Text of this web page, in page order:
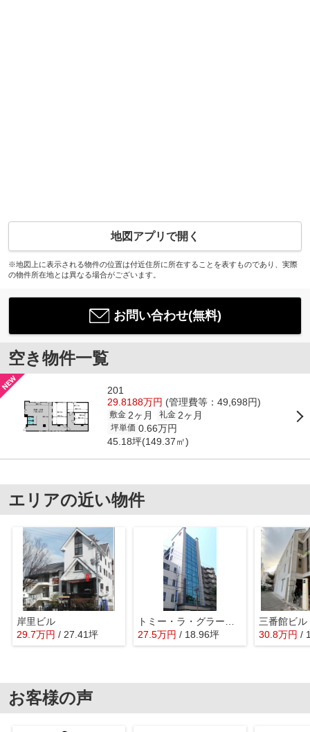
地図アプリで開く
※地図上に表示される物件の位置は付近住所に所在することを表すものであり、実際
の物件所在地とは異なる場合がございます。
お問い合わせ(無料)
空き物件一覧
201
29.8188万円 (管理費等：49,698円)
敷金 2ヶ月 礼金 2ヶ月
坪単価 0.66万円
45.18坪(149.37㎡)
エリアの近い物件
岸里ビル
29.7万円 / 27.41坪
27.5万円 / 18.96坪
三番館ビル
30.8万円 /
お客様の声